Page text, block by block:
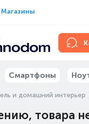
Магазины
Смартфоны
и домашний интерьер
товара